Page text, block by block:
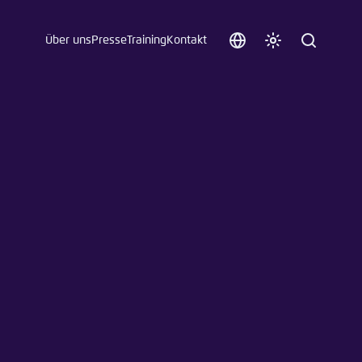
SpracheFarbschema
Suche
Über uns PresseTraining Kontakt